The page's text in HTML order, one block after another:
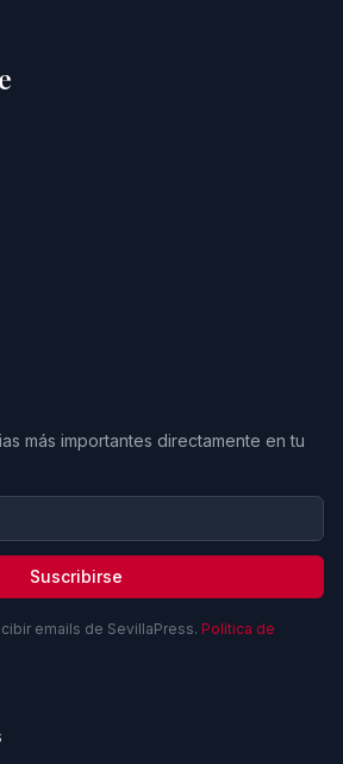
más importantes directamente en tu
Suscribirse
emails de SevillaPress. Política de